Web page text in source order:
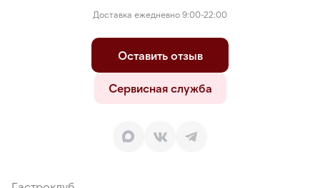
Доставка ежедневно 9:00-22:00
Оставить отзыв
Сервисная служба